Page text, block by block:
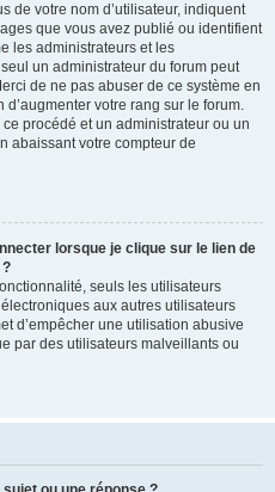
de votre nom d’utilisateur, indiquent
que vous avez publié ou identifient
les administrateurs et les
un administrateur du forum peut
de ne pas abuser de ce système en
votre rang sur le forum.
procédé et un administrateur ou un
abaissant votre compteur de
lorsque je clique sur le lien de
seuls les utilisateurs
aux autres utilisateurs
d’empêcher une utilisation abusive
par des utilisateurs malveillants ou